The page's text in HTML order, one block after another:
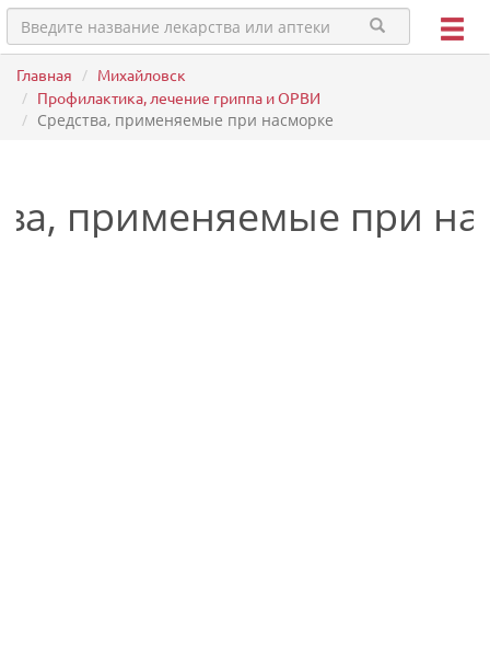
Главная
Михайловск
Профилактика, лечение гриппа и ОРВИ
Средства, применяемые при насморке
применяемые при